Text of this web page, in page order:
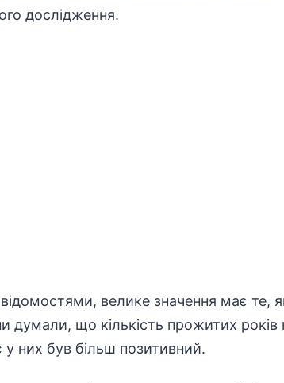
дослідження.
відомостями, велике значення має те,
думали, що кількість прожитих років
у них був більш позитивний.